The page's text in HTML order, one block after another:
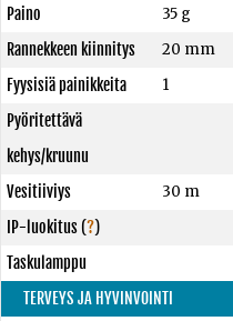
Paino
35 g
Rannekkeen kiinnitys
20 mm
Fyysisiä painikkeita
1
Pyöritettävä
kehys/kruunu
Vesitiiviys 30 m
IP-luokitus(?)
Taskulamppu
TERVEYS JA HYVINVOINTI